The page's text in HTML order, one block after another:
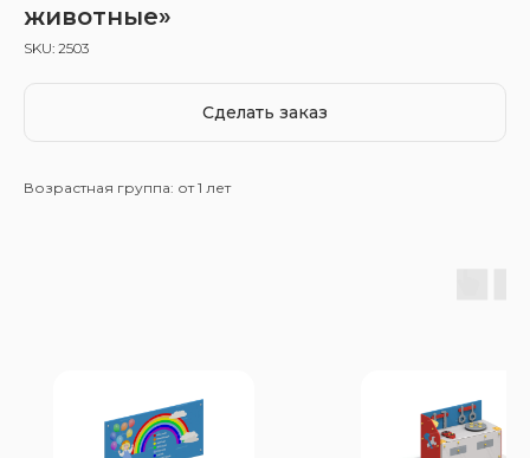
животные»
SKU: 2503
Сделать заказ
Возрастная группа: от 1 лет